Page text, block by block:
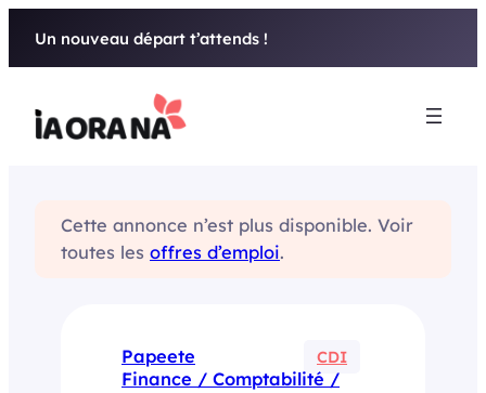
Un nouveau départ t’attends !
Cette annonce n’est plus disponible. Voir
toutes les offres d’emploi.
Papeete CDI
Finance / Comptabilité /